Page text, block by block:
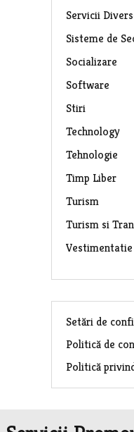
Servicii
Sisteme de
Socializare
Software
Stiri
Technology
Tehnologie
Timp Liber
Turism
Turism si
Vestimentatie
Setări de
Politică de
Politică